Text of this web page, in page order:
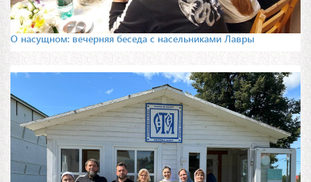
О насущном: вечерняя беседа с насельниками Лавры